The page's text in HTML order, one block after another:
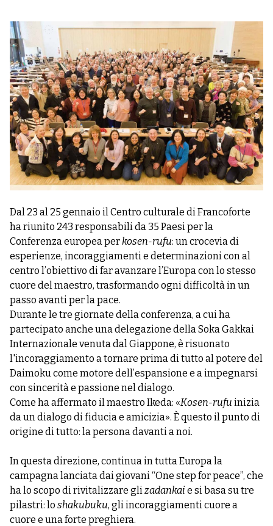
Dal 23 al 25 gennaio il Centro culturale di Francoforte
ha riunito 243 responsabili da 35 Paesi per la
Conferenza europea perkosen-rufu: un crocevia di
esperienze, incoraggiamenti e determinazioni con al
centro l’obiettivo di far avanzare l’Europa con lo stesso
cuore del maestro, trasformando ogni difficoltà in un
passo avanti per la pace.
Durante le tre giornate della conferenza, a cui ha
partecipato anche una delegazione della Soka Gakkai
Internazionale venuta dal Giappone, è risuonato
l'incoraggiamento a tornare prima di tutto al potere del
Daimoku come motore dell’espansione e a impegnarsi
con sincerità e passione nel dialogo.
Come ha affermato il maestro Ikeda: «Kosen-rufu inizia
da un dialogo di fiducia e amicizia». È questo il punto di
origine di tutto: la persona davanti a noi.
In questa direzione, continua in tutta Europa la
campagna lanciata dai giovani “One step for peace”, che
ha lo scopo di rivitalizzare glizadankaie si basa su tre
pilastri: lo shakubuku, gli incoraggiamenti cuore a
cuore e una forte preghiera.